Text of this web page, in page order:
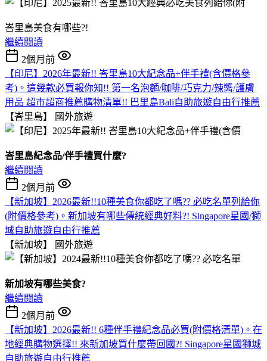
峇里島美食有哪些?!
繼續閱讀
2個月前
【印尼】2026年最新!! 峇里島10大紀念品+伴手禮(含價格參
考)。這幾款必買報你知!! 第一名泡麵/咖啡/巧克力/辣醬/護膚
用品 超市超商推薦購物清單!! 巴里島Bali自助旅遊自由行推薦
【峇里島】
國外旅遊
峇里島紀念品/伴手禮買什麼?
繼續閱讀
2個月前
【新加坡】2026最新!!10種美食你都吃了嗎?? 必吃名單列給你
(附價格參考)。新加坡有哪些傳統經典好料?! Singapore星國/獅
城自助旅遊自由行推薦
【新加坡】
國外旅遊
新加坡有哪些美食?
繼續閱讀
2個月前
【新加坡】2026最新!! 6種伴手禮紀念品必買(附價格清單)。在
地經典購物選擇!! 來新加坡買什麼帶回國?! Singapore星國獅城
自助旅遊自由行推薦